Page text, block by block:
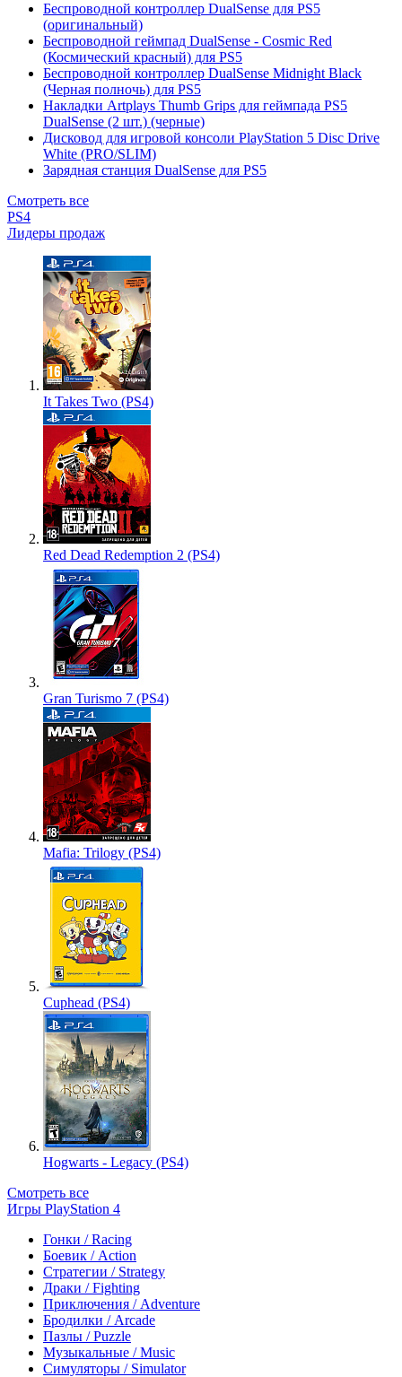
Беспроводной контроллер DualSense для PS5
(оригинальный)
Беспроводной геймпад DualSense - Cosmic Red
(Космический красный) для PS5
Беспроводной контроллер DualSense Midnight Black
(Черная полночь) для PS5
Накладки Artplays Thumb Grips для геймпада PS5
DualSense (2 шт.) (черные)
Дисковод для игровой консоли PlayStation 5 Disc Drive
White (PRO/SLIM)
Зарядная станция DualSense для PS5
Смотреть все
PS4
Лидеры продаж
It Takes Two (PS4)
Red Dead Redemption 2 (PS4)
Gran Turismo 7 (PS4)
Mafia: Trilogy (PS4)
Cuphead (PS4)
Hogwarts - Legacy (PS4)
Смотреть все
Игры PlayStation 4
Гонки / Racing
Боевик / Action
Стратегии / Strategy
Драки / Fighting
Приключения / Adventure
Бродилки / Arcade
Пазлы / Puzzle
Музыкальные / Music
Симуляторы / Simulator